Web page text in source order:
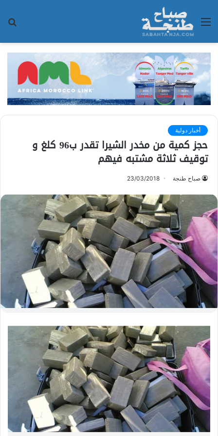
القائمة
أخبار دولية
حجز كمية من مخدر الشيرا تقدر ب96 كلغ و
توقيف ثلاثة مشتبه فيهم
صباح طنجة 23/03/2018